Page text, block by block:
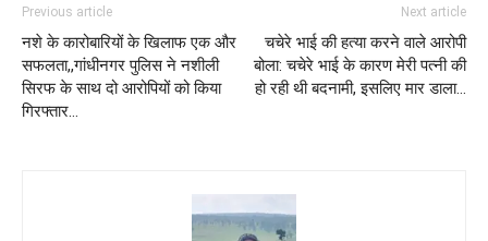
Previous article
नशे के कारोबारियों के खिलाफ एक और
सफलता,,गांधीनगर पुलिस ने नशीली
सिरफ के साथ दो आरोपियों को किया
गिरफ्तार…
Next article
चचेरे भाई की हत्या करने वाले आरोपी
बोला: चचेरे भाई के कारण मेरी पत्नी की
हो रही थी बदनामी, इसलिए मार डाला…